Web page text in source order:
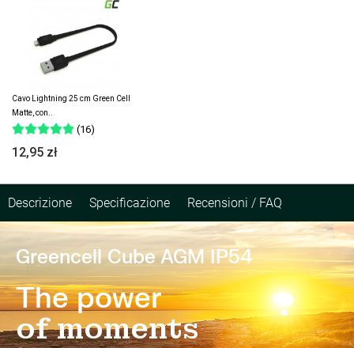
Cavo Lightning 25 cm Green Cell
Matte, con..
(16)
12,95 zł
Descrizione Specificazione Recensioni / FAQ
Greencell Cube AGM IP54
The power
of moments